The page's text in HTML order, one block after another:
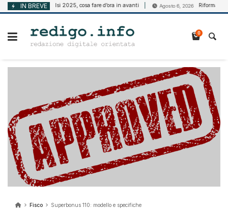
Vai
al
IN BREVE
2026 Bando Isi 2025, cosa fare d’ora in avanti Agosto 6, 2026 Riforma della
0
Fisco Superbonus 110: modello e specifiche